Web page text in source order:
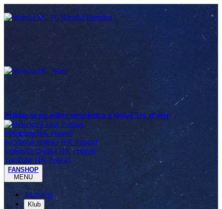
Prihlás sa na odber newslettra a získaj 5% zľavu
Instagram HK Poprad
Facebook stránka HK Poprad
LinkedIn stránka HK Poprad
YouTube HK Poprad
FANSHOP
MENU
Aktuality
Klub